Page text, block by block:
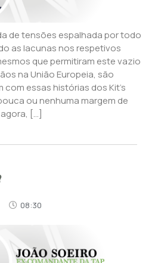
de tensões espalhada por todo
as lacunas nos respetivos
que permitiram este vazio
na União Europeia, são
com essas histórias dos Kit’s
ou nenhuma margem de
[…]
08:30